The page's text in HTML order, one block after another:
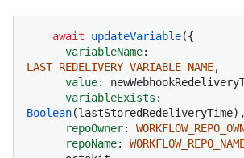
await updateVariable({
variableName
LAST_REDELIVERY_VARIABLE_NAME,
value:
variableExists
Boolean(lastStoredRedeliveryTime),
repoOwner:
repoName: